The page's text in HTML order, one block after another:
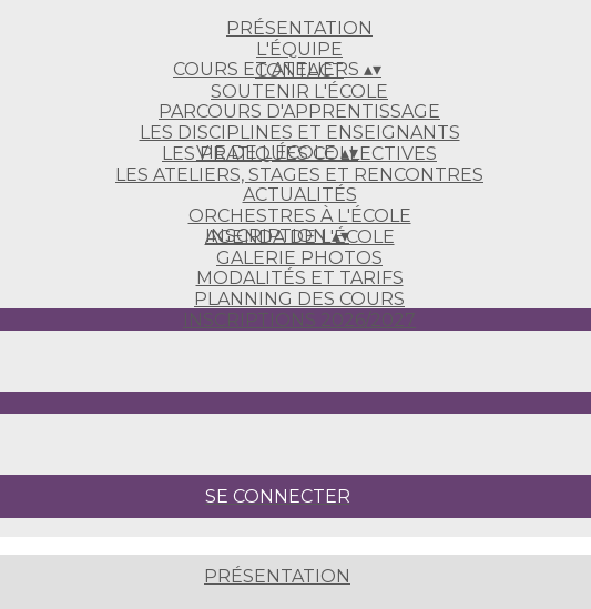
PRÉSENTATION
L'ÉQUIPE
CONTACT
SOUTENIR L'ÉCOLE
COURS ET ATELIERS ▴▾
PARCOURS D'APPRENTISSAGE
LES DISCIPLINES ET ENSEIGNANTS
LES PRATIQUES COLLECTIVES
LES ATELIERS, STAGES ET RENCONTRES
VIE DE L'ÉCOLE▴▾
ACTUALITÉS
ORCHESTRES À L'ÉCOLE
AGENDA DE L'ÉCOLE
GALERIE PHOTOS
INSCRIPTION▴▾
MODALITÉS ET TARIFS
PLANNING DES COURS
INSCRIPTIONS 2026/2027
SE CONNECTER
PRÉSENTATION